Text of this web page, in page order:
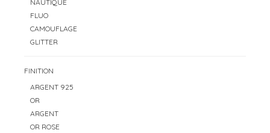
NAUTIQUE
FLUO
CAMOUFLAGE
GLITTER
FINITION
ARGENT 925
OR
ARGENT
OR ROSE